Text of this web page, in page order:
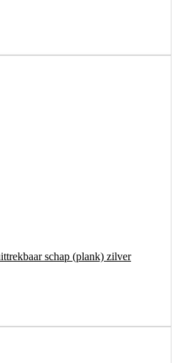
schap (plank) zilver